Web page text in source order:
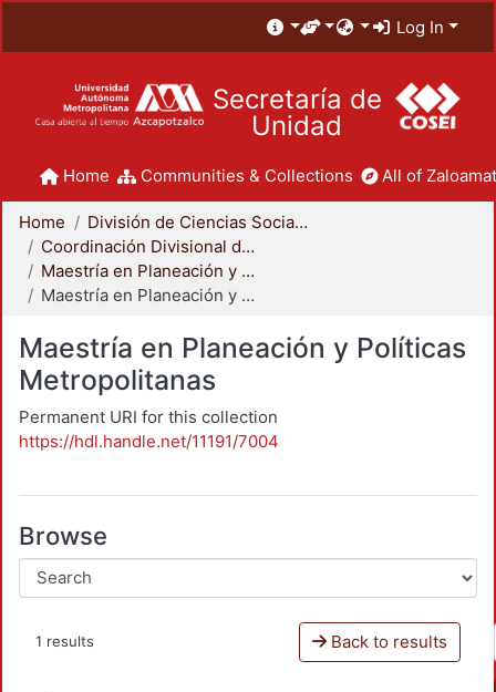
Log In
Secretaría de
Unidad
Home Communities & Collections All of
Home
División de Ciencias Sociales y Humanidades
Coordinación Divisional de Posgrado
Maestría en Planeación y Políticas Metropolitanas
Maestría en Planeación y Políticas Metropolitanas
Maestría en Planeación y Políticas
Metropolitanas
Permanent URI for this collection
https://hdl.handle.net/11191/7004
Browse
1 results Back to results